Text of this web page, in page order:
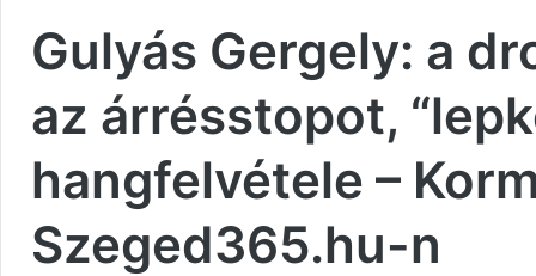
Gulyás Gergely: a
az árrésstopot,
hangfelvétele –
Szeged365.hu-n